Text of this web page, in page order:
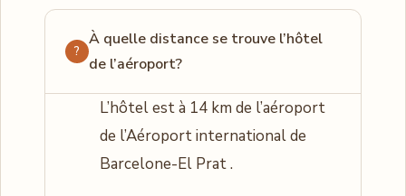
À quelle distance se trouve l’hôtel
de l’aéroport?
L’hôtel est à 14 km de l’aéroport
de l’Aéroport international de
Barcelone-El Prat .